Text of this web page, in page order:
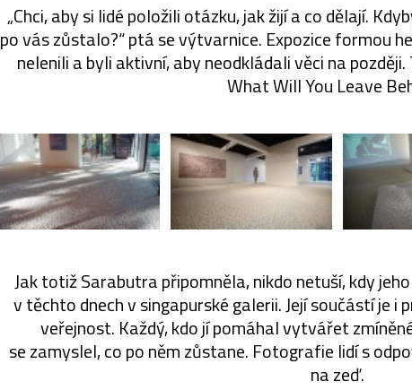
„Chci, aby si lidé položili otázku, jak žijí a co dělají.
po vás zůstalo?“ ptá se výtvarnice. Expozice formou
nelenili a byli aktivní, aby neodkládali věci na
What Will You Leave
Jak totiž Sarabutra připomněla, nikdo netuší, kdy
v těchto dnech v singapurské galerii. Její součástí je
veřejnost. Každý, kdo jí pomáhal vytvářet
se zamyslel, co po něm zůstane. Fotografie lidí s
na zeď.